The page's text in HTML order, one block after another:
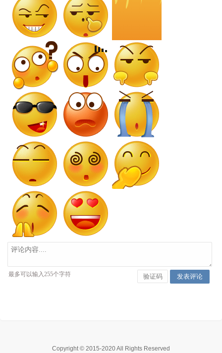
Copyright © 2015-2020 All Rights Reserved